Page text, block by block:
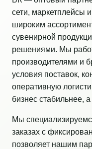
сети, маркетплейсы
широким
сувенирной
решениями. Мы
производителями и
условия поставок,
оперативную
бизнес стабильнее,
Мы
заказах с
позволяет нашим